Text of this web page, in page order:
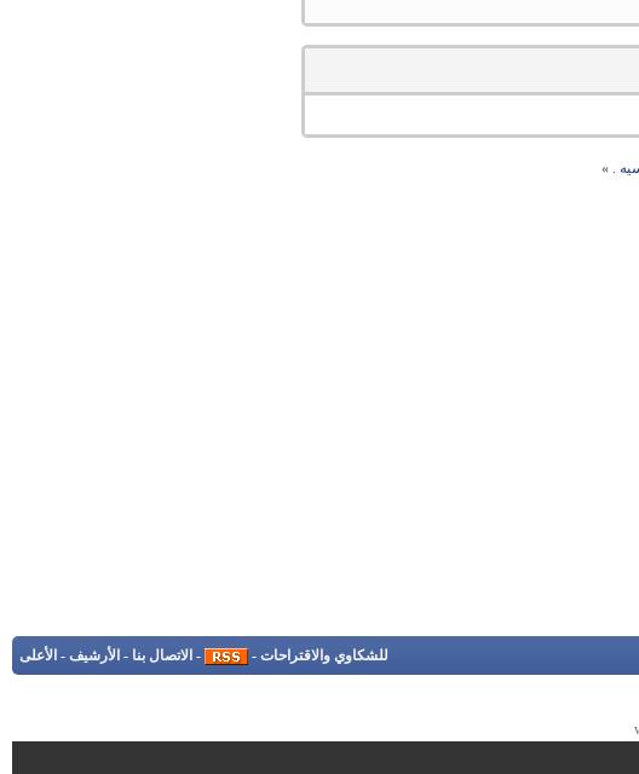
.
»
للشكاوي والاقتراحات -
- الاتصال بنا - الأرشيف - الأعلى